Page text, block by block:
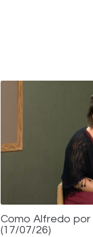
Como Alfredo por
(17/07/26)